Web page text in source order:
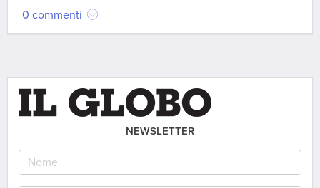
0 commenti
NEWSLETTER